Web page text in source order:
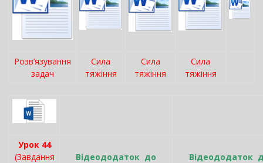
Розв’язування
задач
Сила
тяжіння
Сила
тяжіння
Сила
тяжіння
Урок 44
(Завдання
Відеододаток до
Відеододаток